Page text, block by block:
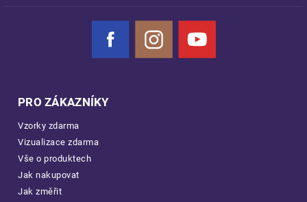
Facebook Instagram YouTube
PRO ZÁKAZNÍKY
Vzorky zdarma
Vizualizace zdarma
Vše o produktech
Jak nakupovat
Jak změřit